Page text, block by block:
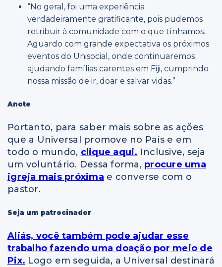
“No geral, foi uma experiência
verdadeiramente gratificante, pois pudemos
retribuir à comunidade com o que tínhamos.
Aguardo com grande expectativa os próximos
eventos do Unisocial, onde continuaremos
ajudando famílias carentes em Fiji, cumprindo
nossa missão de ir, doar e salvar vidas.”
Anote
Portanto, para saber mais sobre as ações
que a Universal promove no País e em
todo o mundo, clique aqui. Inclusive, seja
um voluntário. Dessa forma, procure uma
igreja mais próxima e converse com o
pastor.
Seja um patrocinador
Aliás, você também pode ajudar esse
trabalho fazendo uma doação por meio de
Pix. Logo em seguida, a Universal destinará